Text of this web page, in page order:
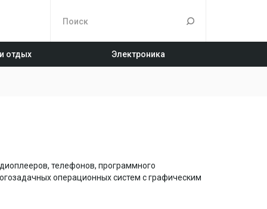
отдых Электроника
телефонов, программного
операционных систем с графическим